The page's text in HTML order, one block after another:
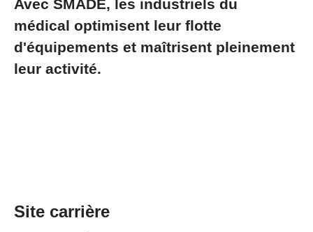
Avec SMADE, les industriels du
médical optimisent leur flotte
d'équipements et maîtrisent pleinement
leur activité.
Site carrière